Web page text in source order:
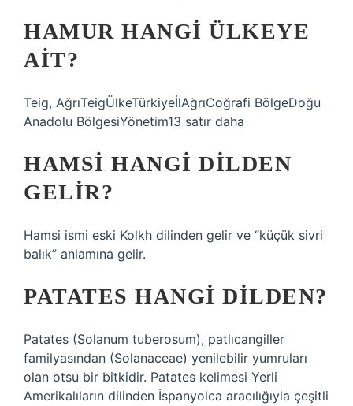
HAMUR HANGI ÜLKEYE
AIT?
Teig, AğrıTeigÜlkeTürkiyeİlAğrıCoğrafi BölgeDoğu
Anadolu BölgesiYönetim13 satır daha
HAMSI HANGI DILDEN
GELIR?
Hamsi ismi eski Kolkh dilinden gelir ve “küçük sivri
balık” anlamına gelir.
PATATES HANGI DILDEN?
Patates (Solanum tuberosum), patlıcangiller
familyasından (Solanaceae) yenilebilir yumruları
olan otsu bir bitkidir. Patates kelimesi Yerli
Amerikalıların dilinden İspanyolca aracılığıyla çeşitli